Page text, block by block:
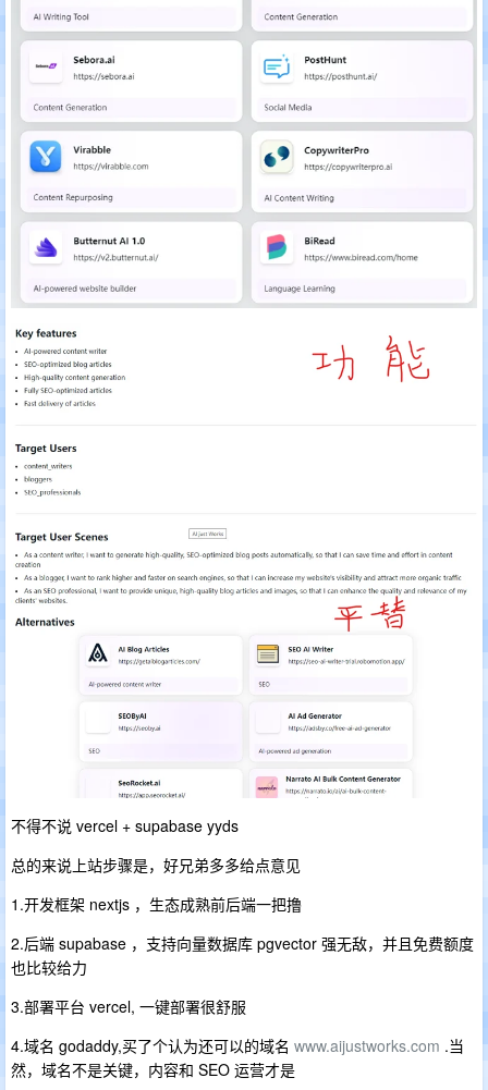
不得不说 vercel + supabase yyds
总的来说上站步骤是，好兄弟多多给点意见
1.开发框架 nextjs ，生态成熟前后端一把撸
2.后端 supabase ，支持向量数据库 pgvector 强无敌，并且免费额度
也比较给力
3.部署平台 vercel, 一键部署很舒服
4.域名 godaddy,买了个认为还可以的域名 www.aijustworks.com .当
然，域名不是关键，内容和 SEO 运营才是